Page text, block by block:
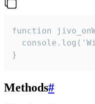
function
}
Methods#